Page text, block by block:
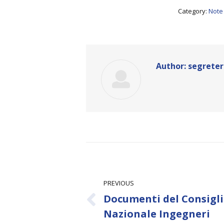
Category:
Author:
PREVIOUS
Previous
post:
Documenti del
Nazionale Ingegneri